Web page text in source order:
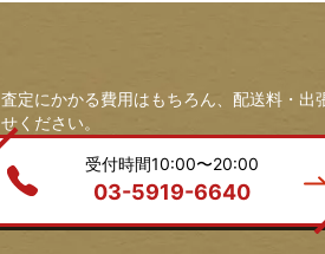
査定にかかる費用はもちろん、配送料・
せください。
受付時間10:00〜20:00
03-5919-6640